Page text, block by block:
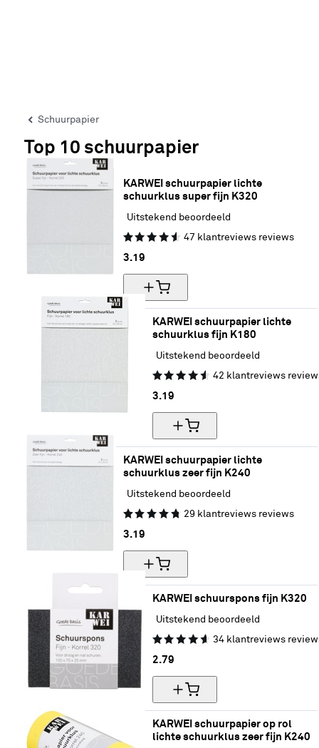
Schuurpapier
Top 10 schuurpapier
KARWEI schuurpapier lichte
schuurklus super fijn K320
Uitstekend beoordeeld
47 klantreviews reviews
3.19
KARWEI schuurpapier lichte
schuurklus fijn K180
Uitstekend beoordeeld
42 klantreviews
3.19
KARWEI schuurpapier lichte
schuurklus zeer fijn K240
Uitstekend beoordeeld
29 klantreviews reviews
3.19
KARWEI schuurspons fijn K320
Uitstekend beoordeeld
34 klantreviews
2.79
KARWEI schuurpapier op rol
lichte schuurklus zeer fijn K240